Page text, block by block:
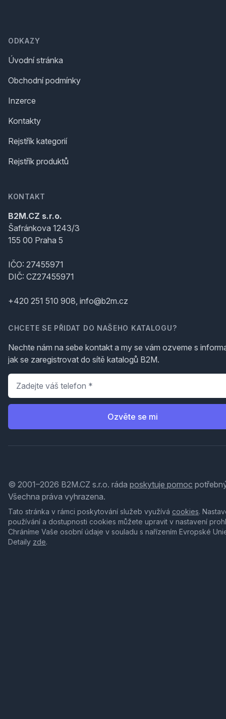
ODKAZY
Úvodní stránka
Obchodní podmínky
Inzerce
Kontakty
Rejstřík kategorií
Rejstřík produktů
KONTAKT
B2M.CZ s.r.o.
Šafránkova 1243/3
155 00 Praha 5
IČO: 27455971
DIČ: CZ27455971
+420 251 510 908, info@b2m.cz
CHCETE SE PŘIDAT DO NAŠEHO KATALOGU?
Nechte nám na sebe kontakt a my se vám ozveme s
jak se zaregistrovat do sítě katalogů B2M.
Telefon
Ozvěte se mi
© 2001–2026 B2M.CZ s.r.o. ráda poskytuje pomoc
Všechna práva vyhrazena.
Tato stránka v rámci poskytování služeb využívá cookies.
používání a dostupnosti cookies můžete upravit v nastavení
Chráníme Vaše osobní údaje v souladu s nařízením Evropské
Detaily zde.